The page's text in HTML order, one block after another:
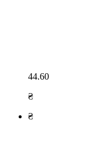
44.60
₴
₴